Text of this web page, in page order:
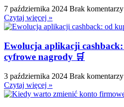
7 października 2024 Brak komentarzy
Czytaj więcej »
Ewolucja aplikacji
cyfrowe nagrody 🛒
3 października 2024 Brak komentarzy
Czytaj więcej »